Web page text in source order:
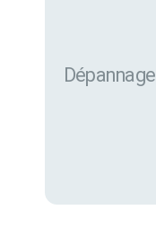
Dépannage